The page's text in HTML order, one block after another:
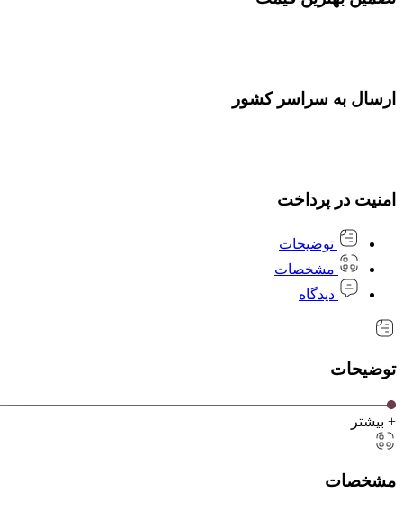
ارسال به سراسر کشور
امنیت در پرداخت
توضیحات
مشخصات
دیدگاه
توضیحات
+ بیشتر
مشخصات